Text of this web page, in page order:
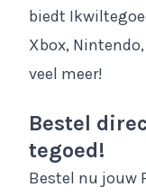
biedt
Xbox,
veel meer!
Bestel
tegoed!
Bestel nu jouw